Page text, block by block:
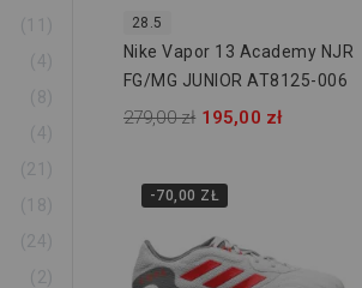
4
8
4
21
18
24
2
28.5
Nike Vapor 13 Academy NJR
FG/MG JUNIOR AT8125-006
279,00 zł 195,00 zł
-70,00 ZŁ